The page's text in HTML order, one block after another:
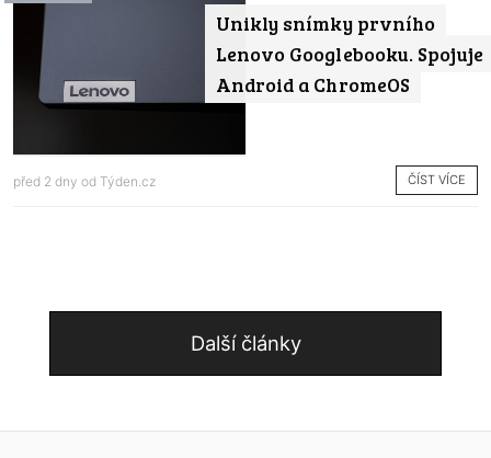
Unikly snímky prvního
Lenovo Googlebooku. Spojuje
Android a ChromeOS
před 2 dny od Týden.cz ČÍST VÍCE
Další články